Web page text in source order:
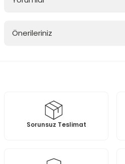
Önerileriniz
Ürün resmi kalitesiz, bozuk veya
Ürün açıklamasında eksik bilgiler
Sorunsuz Teslimat